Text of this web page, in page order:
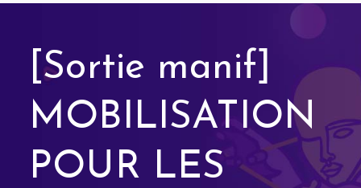
[Sortie manif]
MOBILISATION
POUR LES